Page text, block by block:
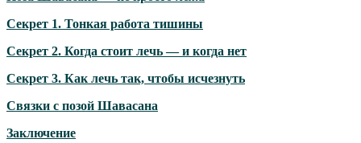
Секрет 1. Тонкая работа тишины
Секрет 2. Когда стоит лечь — и когда нет
Секрет 3. Как лечь так, чтобы исчезнуть
Связки с позой Шавасана
Заключение